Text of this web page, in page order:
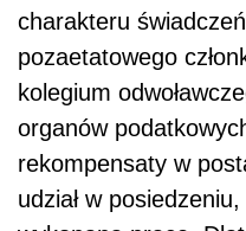
charakteru
pozaetatowego
kolegium
organów
rekompensaty w
udział w